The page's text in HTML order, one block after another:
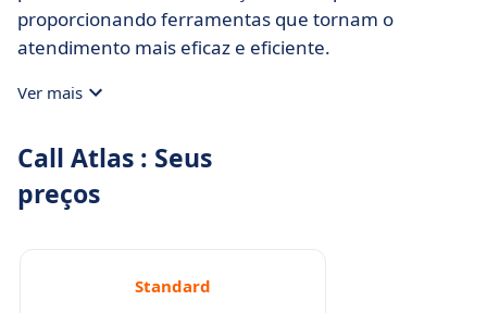
proporcionando ferramentas que tornam o
atendimento mais eficaz e eficiente.
Ver mais
Call Atlas : Seus
preços
Standard